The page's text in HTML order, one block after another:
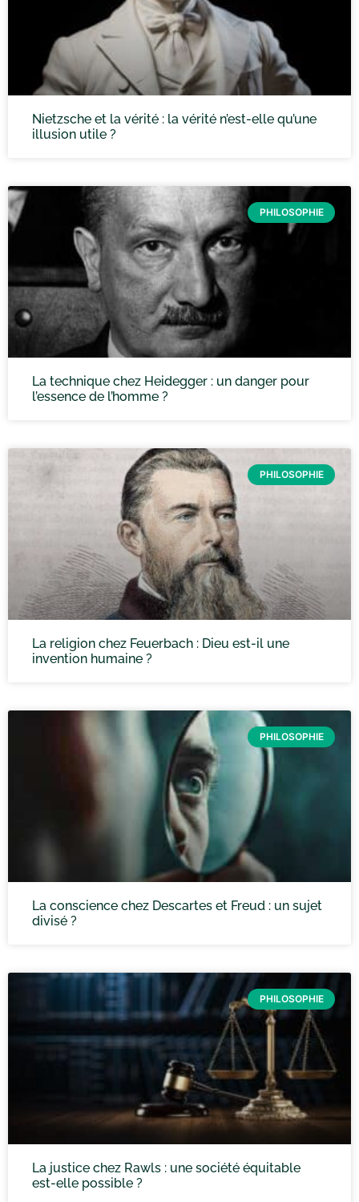
Nietzsche et la vérité : la vérité n’est-elle qu’une
illusion utile ?
PHILOSOPHIE
La technique chez Heidegger : un danger pour
l’essence de l’homme ?
PHILOSOPHIE
La religion chez Feuerbach : Dieu est-il une
invention humaine ?
PHILOSOPHIE
La conscience chez Descartes et Freud : un sujet
divisé ?
PHILOSOPHIE
La justice chez Rawls : une société équitable
est-elle possible ?